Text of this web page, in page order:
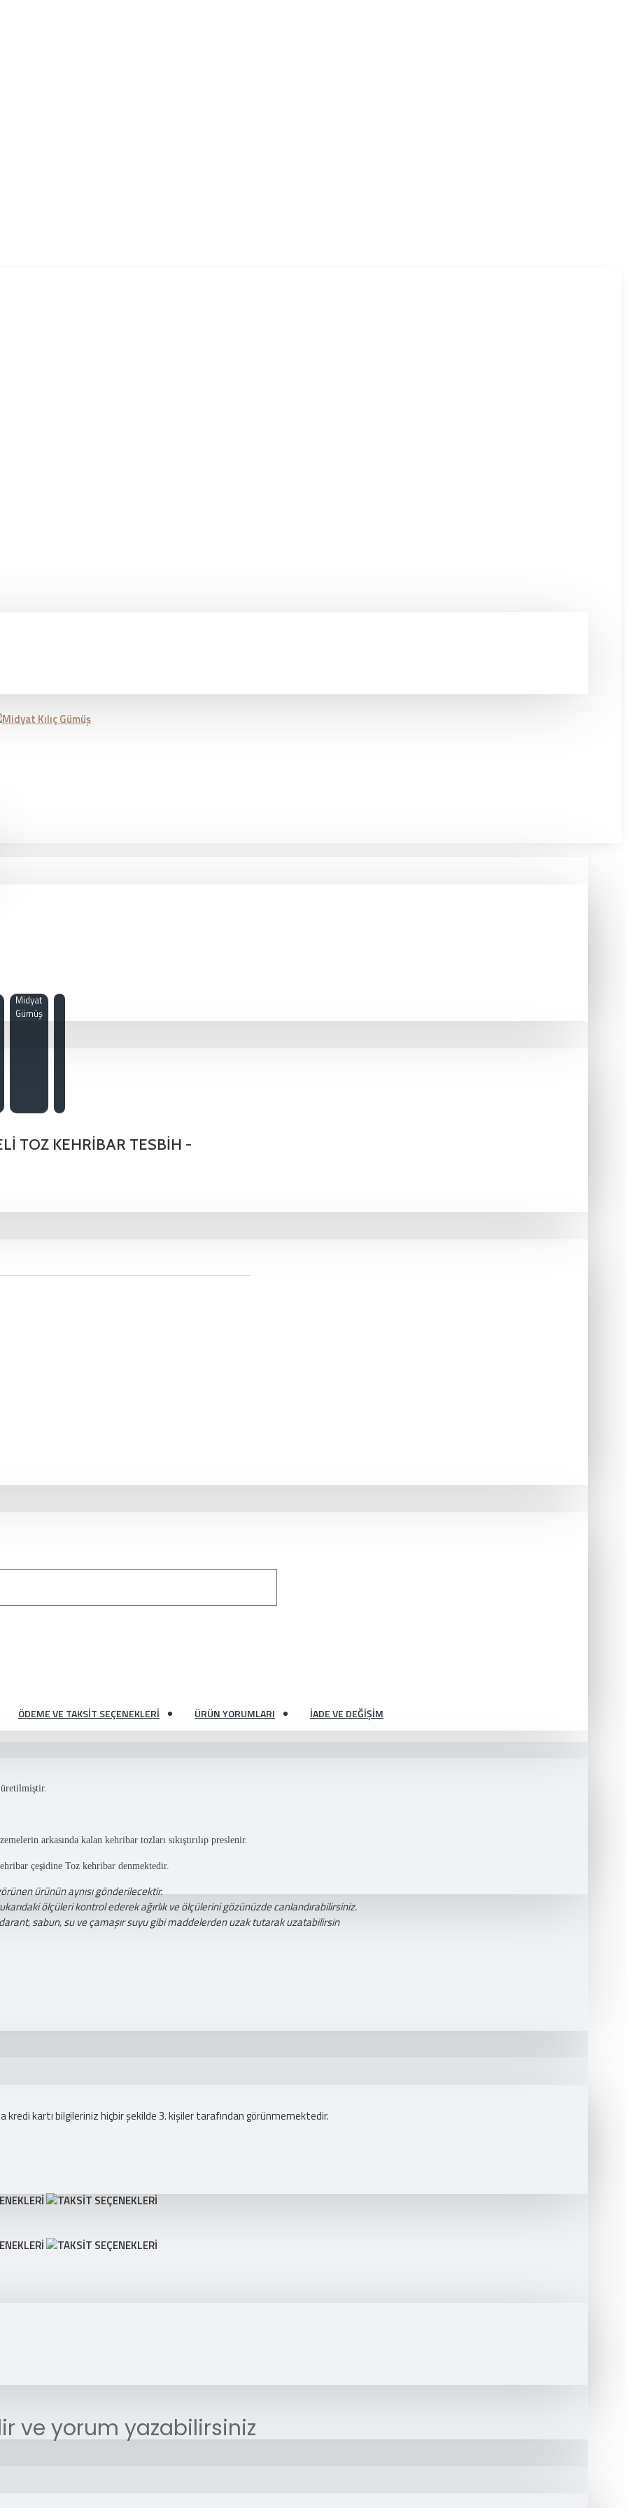
Midyat
Gümüş
TOZ KEHRİBAR TESBİH -
ÖDEME VE TAKSIT SEÇENEKLERI ÜRÜN YORUMLARI İADE VE DEĞIŞIM
arkasında kalan kehribar tozları sıkıştırılıp preslenir.
çeşidine Toz kehribar denmektedir.
ürünün aynısı gönderilecektir.
ölçüleri kontrol ederek ağırlık ve ölçülerini gözünüzde canlandırabilirsiniz.
sabun, su ve çamaşır suyu gibi maddelerden uzak tutarak uzatabilirsin
kartı bilgileriniz hiçbir şekilde 3. kişiler tarafından görünmemektedir.
ve yorum yazabilirsiniz